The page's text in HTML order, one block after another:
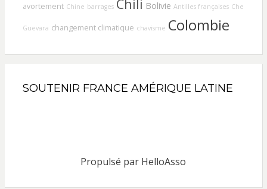
avortement Chine barrages Chili Bolivie Antilles françaises Che
Guevara changement climatique chavisme Colombie
SOUTENIR FRANCE AMÉRIQUE LATINE
Propulsé par HelloAsso